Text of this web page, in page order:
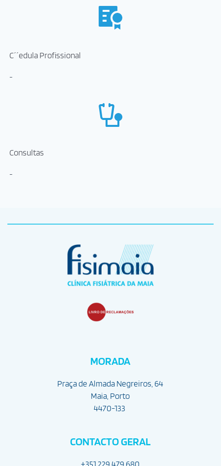
C´´edula Profissional
-
Consultas
-
MORADA
Praça de Almada Negreiros, 64
Maia, Porto
4470-133
CONTACTO GERAL
+351 229 479 680